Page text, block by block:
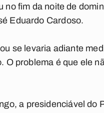
no fim da noite de
Eduardo Cardoso.
se levaria adiante
problema é que ele
a presidenciável do